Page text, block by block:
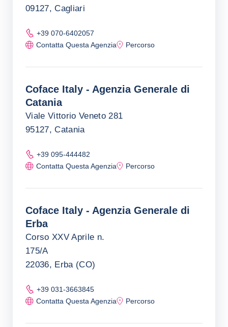
09127, Cagliari
+39 070-6402057
Contatta Questa Agenzia
Percorso
Coface Italy - Agenzia Generale di
Catania
Viale Vittorio Veneto 281
95127, Catania
+39 095-444482
Contatta Questa Agenzia
Percorso
Coface Italy - Agenzia Generale di
Erba
Corso XXV Aprile n.
175/A
22036, Erba (CO)
+39 031-3663845
Contatta Questa Agenzia
Percorso